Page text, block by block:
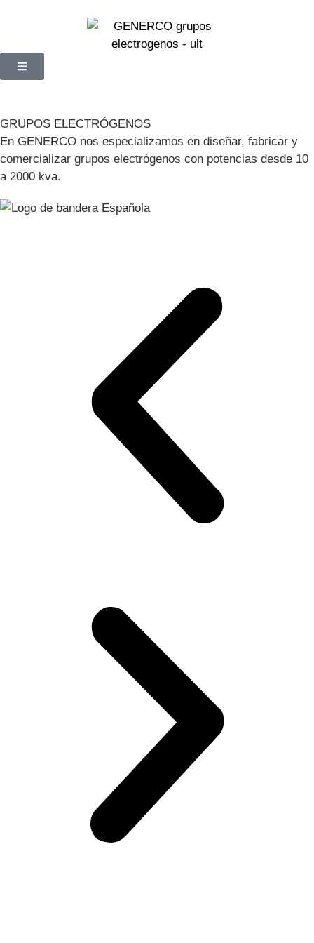
GRUPOS ELECTRÓGENOS
En GENERCO nos especializamos en diseñar, fabricar y
comercializar grupos electrógenos con potencias desde 10
a 2000 kva.